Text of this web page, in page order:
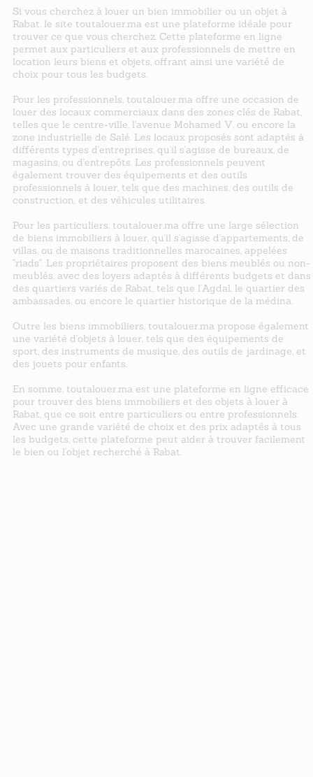
Si vous cherchez à louer un bien immobilier ou un objet à
Rabat, le site toutalouer.ma est une plateforme idéale pour
trouver ce que vous cherchez. Cette plateforme en ligne
permet aux particuliers et aux professionnels de mettre en
location leurs biens et objets, offrant ainsi une variété de
choix pour tous les budgets.
Pour les professionnels, toutalouer.ma offre une occasion de
louer des locaux commerciaux dans des zones clés de Rabat,
telles que le centre-ville, l'avenue Mohamed V, ou encore la
zone industrielle de Salé. Les locaux proposés sont adaptés à
différents types d'entreprises, qu'il s'agisse de bureaux, de
magasins, ou d'entrepôts. Les professionnels peuvent
également trouver des équipements et des outils
professionnels à louer, tels que des machines, des outils de
construction, et des véhicules utilitaires.
Pour les particuliers, toutalouer.ma offre une large sélection
de biens immobiliers à louer, qu'il s'agisse d'appartements, de
villas, ou de maisons traditionnelles marocaines, appelées
"riads". Les propriétaires proposent des biens meublés ou non-
meublés, avec des loyers adaptés à différents budgets et dans
des quartiers variés de Rabat, tels que l'Agdal, le quartier des
ambassades, ou encore le quartier historique de la médina.
Outre les biens immobiliers, toutalouer.ma propose également
une variété d'objets à louer, tels que des équipements de
sport, des instruments de musique, des outils de jardinage, et
des jouets pour enfants.
En somme, toutalouer.ma est une plateforme en ligne efficace
pour trouver des biens immobiliers et des objets à louer à
Rabat, que ce soit entre particuliers ou entre professionnels.
Avec une grande variété de choix et des prix adaptés à tous
les budgets, cette plateforme peut aider à trouver facilement
le bien ou l'objet recherché à Rabat.